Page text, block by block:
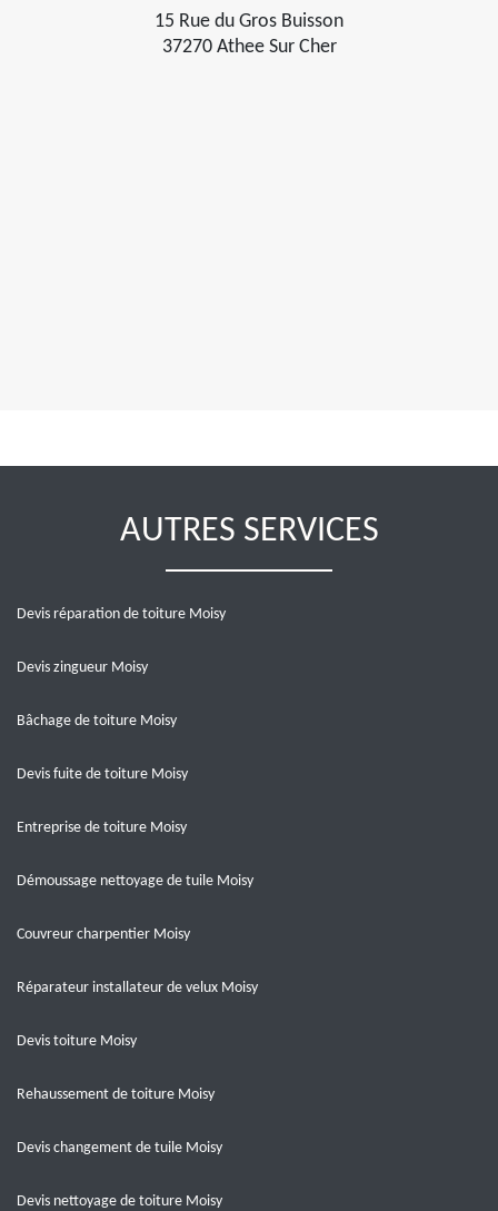
15 Rue du Gros Buisson
37270 Athee Sur Cher
AUTRES SERVICES
Devis réparation de toiture Moisy
Devis zingueur Moisy
Bâchage de toiture Moisy
Devis fuite de toiture Moisy
Entreprise de toiture Moisy
Démoussage nettoyage de tuile Moisy
Couvreur charpentier Moisy
Réparateur installateur de velux Moisy
Devis toiture Moisy
Rehaussement de toiture Moisy
Devis changement de tuile Moisy
Devis nettoyage de toiture Moisy